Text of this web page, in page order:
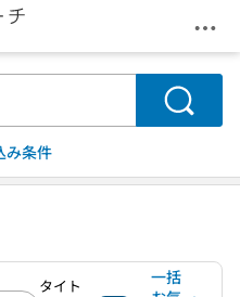
メ
検索
み条件
タイト
一括